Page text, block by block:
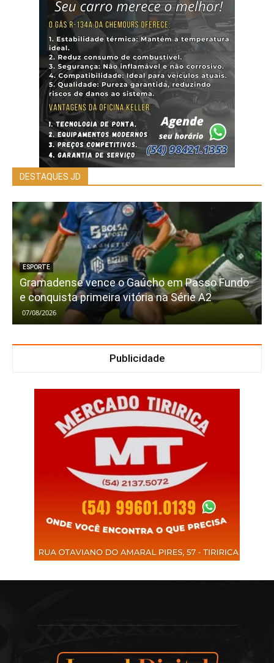
DESTAQUES JD
ESPORTE
Gramadense vence o Gaúcho em Passo Fundo
e conquista primeira vitória na Série A2
07/08/2026
Publicidade